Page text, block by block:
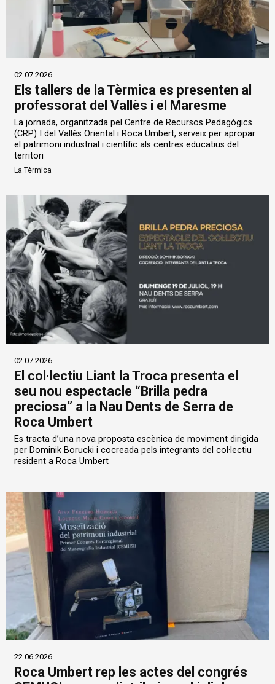
02.07.2026
Els tallers de la Tèrmica es presenten al
professorat del Vallès i el Maresme
La jornada, organitzada pel Centre de Recursos Pedagògics
(CRP) I del Vallès Oriental i Roca Umbert, serveix per apropar
el patrimoni industrial i científic als centres educatius del
territori
La Tèrmica
02.07.2026
El col·lectiu Liant la Troca presenta el
seu nou espectacle “Brilla pedra
preciosa” a la Nau Dents de Serra de
Roca Umbert
Es tracta d’una nova proposta escènica de moviment dirigida
per Dominik Borucki i cocreada pels integrants del col·lectiu
resident a Roca Umbert
22.06.2026
Roca Umbert rep les actes del congrés